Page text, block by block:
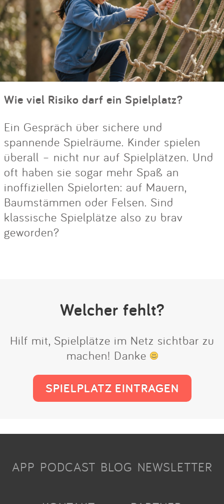
Wie viel Risiko darf ein Spielplatz?
Ein Gespräch über sichere und
spannende Spielräume. Kinder spielen
überall – nicht nur auf Spielplätzen. Und
oft haben sie sogar mehr Spaß an
inoffiziellen Spielorten: auf Mauern,
Baumstämmen oder Felsen. Sind
klassische Spielplätze also zu brav
geworden?
Welcher fehlt?
Hilf mit, Spielplätze im Netz sichtbar zu
machen! Danke
SPIELPLATZ EINTRAGEN
APP PODCAST BLOG NEWSLETTER